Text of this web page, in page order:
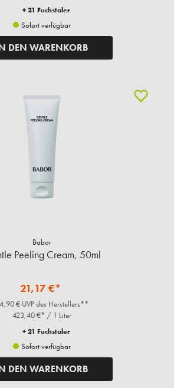
+ 21 Fuchstaler
Sofort verfügbar
DEN WARENKORB
Babor
Peeling Cream, 50ml
21,17 €*
€ UVP des Herstellers**
423,40 €* / 1 Liter
+ 21 Fuchstaler
Sofort verfügbar
DEN WARENKORB